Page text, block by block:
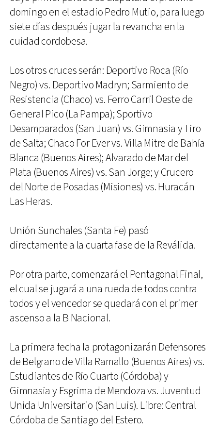
domingo en el estadio Pedro Mutio, para luego
siete días después jugar la revancha en la
cuidad cordobesa.
Los otros cruces serán: Deportivo Roca (Río
Negro) vs. Deportivo Madryn; Sarmiento de
Resistencia (Chaco) vs. Ferro Carril Oeste de
General Pico (La Pampa); Sportivo
Desamparados (San Juan) vs. Gimnasia y Tiro
de Salta; Chaco For Ever vs. Villa Mitre de Bahía
Blanca (Buenos Aires); Alvarado de Mar del
Plata (Buenos Aires) vs. San Jorge; y Crucero
del Norte de Posadas (Misiones) vs. Huracán
Las Heras.
Unión Sunchales (Santa Fe) pasó
directamente a la cuarta fase de la Reválida.
Por otra parte, comenzará el Pentagonal Final,
el cual se jugará a una rueda de todos contra
todos y el vencedor se quedará con el primer
ascenso a la B Nacional.
La primera fecha la protagonizarán Defensores
de Belgrano de Villa Ramallo (Buenos Aires) vs.
Estudiantes de Río Cuarto (Córdoba) y
Gimnasia y Esgrima de Mendoza vs. Juventud
Unida Universitario (San Luis). Libre: Central
Córdoba de Santiago del Estero.